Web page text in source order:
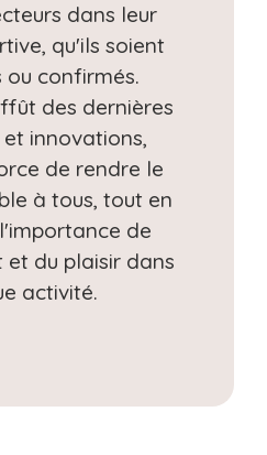
dans leur
qu'ils soient
ou confirmés.
des dernières
innovations,
de rendre le
à tous, tout en
de
du plaisir dans
activité.